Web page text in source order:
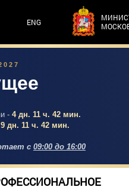
ENG
- 4 дн. 11 ч. 42 мин.
9 дн. 11 ч. 42 мин.
с 09:00 до 16:00